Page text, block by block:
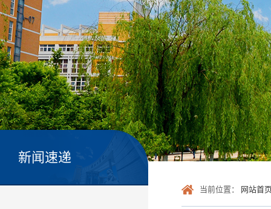
新闻速递
当前位置： 网站首